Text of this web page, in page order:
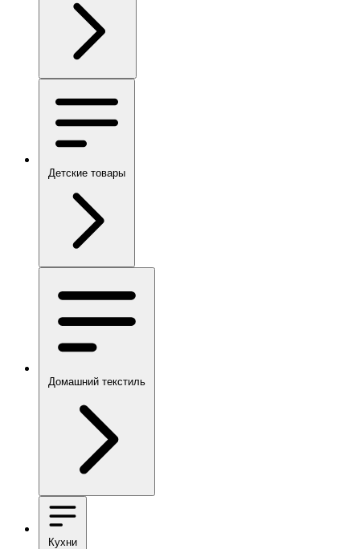
Детские товары
Домашний текстиль
Кухни